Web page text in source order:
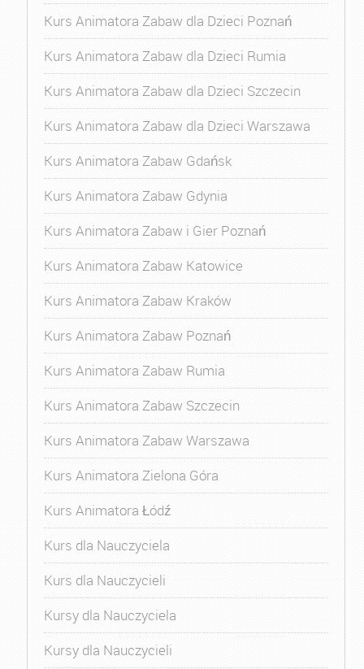
Kurs Animatora Zabaw dla Dzieci Poznań
Kurs Animatora Zabaw dla Dzieci Rumia
Kurs Animatora Zabaw dla Dzieci Szczecin
Kurs Animatora Zabaw dla Dzieci Warszawa
Kurs Animatora Zabaw Gdańsk
Kurs Animatora Zabaw Gdynia
Kurs Animatora Zabaw i Gier Poznań
Kurs Animatora Zabaw Katowice
Kurs Animatora Zabaw Kraków
Kurs Animatora Zabaw Poznań
Kurs Animatora Zabaw Rumia
Kurs Animatora Zabaw Szczecin
Kurs Animatora Zabaw Warszawa
Kurs Animatora Zielona Góra
Kurs Animatora Łódź
Kurs dla Nauczyciela
Kurs dla Nauczycieli
Kursy dla Nauczyciela
Kursy dla Nauczycieli